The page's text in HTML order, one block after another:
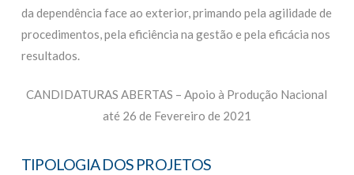
da dependência face ao exterior, primando pela agilidade de
procedimentos, pela eficiência na gestão e pela eficácia nos
resultados.
CANDIDATURAS ABERTAS – Apoio à Produção Nacional
até 26 de Fevereiro de 2021
TIPOLOGIA DOS PROJETOS